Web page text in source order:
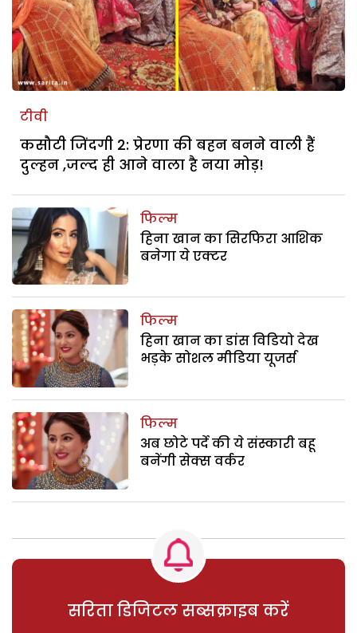
टीवी
कसौटी जिंदगी 2: प्रेरणा की बहन बनने वाली हैं
दुल्हन ,जल्द ही आने वाला है नया मोड़!
फिल्म
हिना खान का सिरफिरा आशिक
बनेगा ये एक्टर
फिल्म
हिना खान का डांस विडियो देख
भड़के सोशल मीडिया यूजर्स
फिल्म
अब छोटे पर्दे की ये संस्कारी बहू
बनेंगी सेक्स वर्कर
सरिता डिजिटल सब्सक्राइब करें